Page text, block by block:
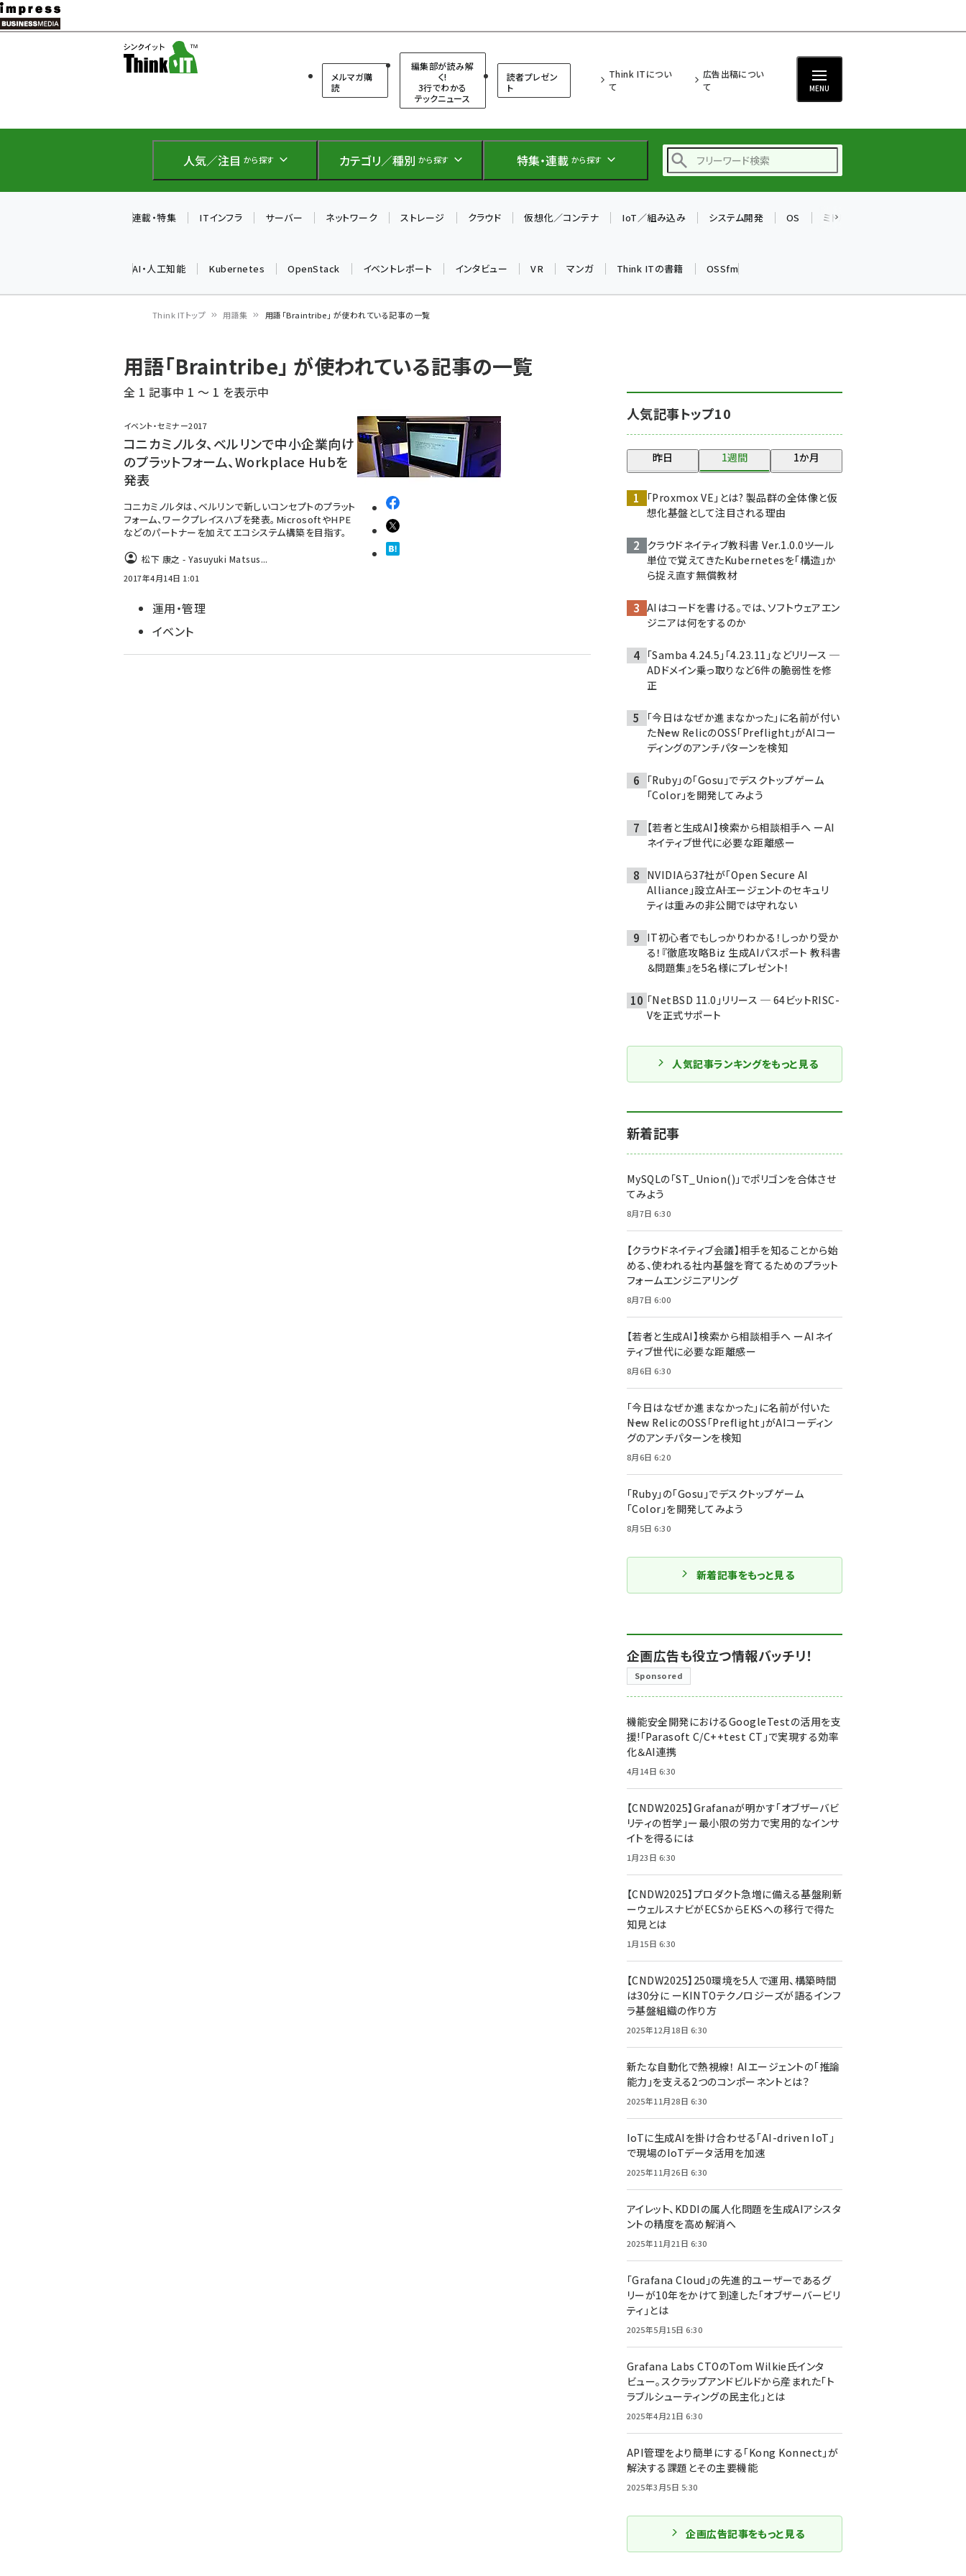
メ
イ
テ
に
メルマガ購
読
編集部が読み解
く!
3行でわかる
テックニュース
読者プレゼン
ト
Think ITについ
て
広告出稿につい
て
MENU
人気／注目 から探す カテゴリ／種別 から探す 特集・連載 から探す
仲間と築いた勝利の絆～
drupal (1956)
genai (1484)
abc123 (1360)
連載・特集 ITインフラ サーバー ネットワーク ストレージ クラウド 仮想化／コンテナ IoT／組み込み システム開発 OS ミドルウェア
AI・人工知能 Kubernetes OpenStack イベントレポート インタビュー VR マンガ Think ITの書籍 OSSfm
ン
く
ず
Think ITトップ 用語集 用語「Braintribe」 が使われている記事の一覧
用語「Braintribe」 が使われている記事の一覧
全 1 記事中 1 ～ 1 を表示中
イベント・セミナー2017
コニカミノルタ、ベルリンで中小企業向け
のプラットフォーム、Workplace Hubを
発表
コニカミノルタは、ベルリンで新しいコンセプトのプラット
フォーム、ワークプレイスハブを発表。MicrosoftやHPE
などのパートナーを加えてエコシステム構築を目指す。
松下 康之 - Yasuyuki Matsus...
2017年4月14日 1:01
運用・管理
イベント
人気記事トップ10
昨日 1週間 1か月
「Proxmox VE」とは? 製品群の全体像と仮
想化基盤として注目される理由
クラウドネイティブ教科書 Ver.1.0.0――ツール
単位で覚えてきたKubernetesを「構造」か
ら捉え直す無償教材
AIはコードを書ける。では、ソフトウェアエン
ジニアは何をするのか
「Samba 4.24.5」「4.23.11」などリリース ─
ADドメイン乗っ取りなど6件の脆弱性を修
正
「今日はなぜか進まなかった」に名前が付い
た――New RelicのOSS「Preflight」がAIコー
ディングのアンチパターンを検知
「Ruby」の「Gosu」でデスクトップゲーム
「Color」を開発してみよう
【若者と生成AI】検索から相談相手へ ーAI
ネイティブ世代に必要な距離感ー
NVIDIAら37社が「Open Secure AI
Alliance」設立――AIエージェントのセキュリ
ティは重みの非公開では守れない
IT初心者でもしっかりわかる！しっかり受か
る！『徹底攻略Biz 生成AIパスポート 教科書
＆問題集』を5名様にプレゼント！
「NetBSD 11.0」リリース ─ 64ビットRISC-
Vを正式サポート
人気記事ランキングをもっと見る
新着記事
MySQLの「ST_Union()」でポリゴンを合体させ
てみよう
8月7日 6:30
【クラウドネイティブ会議】相手を知ることから始
める、使われる社内基盤を育てるためのプラット
フォームエンジニアリング
8月7日 6:00
【若者と生成AI】検索から相談相手へ ーAIネイ
ティブ世代に必要な距離感ー
8月6日 6:30
「今日はなぜか進まなかった」に名前が付いた
――New RelicのOSS「Preflight」がAIコーディン
グのアンチパターンを検知
8月6日 6:20
「Ruby」の「Gosu」でデスクトップゲーム
「Color」を開発してみよう
8月5日 6:30
新着記事をもっと見る
企画広告も役立つ情報バッチリ！
Sponsored
機能安全開発におけるGoogleTestの活用を支
援!「Parasoft C/C++test CT」で実現する効率
化＆AI連携
4月14日 6:30
【CNDW2025】Grafanaが明かす「オブザーバビ
リティの哲学」ー最小限の労力で実用的なインサ
イトを得るには
1月23日 6:30
【CNDW2025】プロダクト急増に備える基盤刷新
ーウェルスナビがECSからEKSへの移行で得た
知見とは
1月15日 6:30
【CNDW2025】250環境を5人で運用、構築時間
は30分に ーKINTOテクノロジーズが語るインフ
ラ基盤組織の作り方
2025年12月18日 6:30
新たな自動化で熱視線！ AIエージェントの「推論
能力」を支える2つのコンポーネントとは？
2025年11月28日 6:30
IoTに生成AIを掛け合わせる「AI-driven IoT」
で現場のIoTデータ活用を加速
2025年11月26日 6:30
アイレット、KDDIの属人化問題を生成AIアシスタ
ントの精度を高め解消へ
2025年11月21日 6:30
「Grafana Cloud」の先進的ユーザーであるグ
リーが10年をかけて到達した「オブザーバービリ
ティ」とは
2025年5月15日 6:30
Grafana Labs CTOのTom Wilkie氏インタ
ビュー。スクラップアンドビルドから産まれた「ト
ラブルシューティングの民主化」とは
2025年4月21日 6:30
API管理をより簡単にする「Kong Konnect」が
解決する課題とその主要機能
2025年3月5日 5:30
企画広告記事をもっと見る